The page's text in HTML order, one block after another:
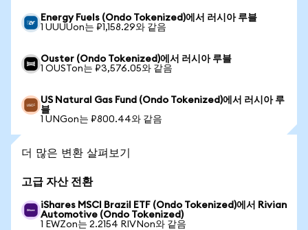
Energy Fuels (Ondo Tokenized)에서 러시아 루블
1 UUUUon는 ₽1,158.29와 같음
Ouster (Ondo Tokenized)에서 러시아 루블
1 OUSTon는 ₽3,576.05와 같음
US Natural Gas Fund (Ondo Tokenized)에서 러시아 루
블
1 UNGon는 ₽800.44와 같음
더 많은 변환 살펴보기
고급 자산 전환
iShares MSCI Brazil ETF (Ondo Tokenized)에서 Rivian
Automotive (Ondo Tokenized)
1 EWZon는 2.2154 RIVNon와 같음